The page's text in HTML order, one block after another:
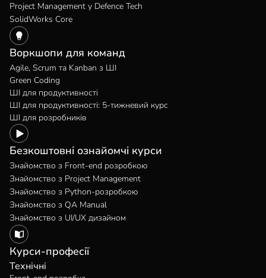
Project Management у Defence Tech
SolidWorks Core
Воркшопи для команд
Agile, Scrum та Kanban з ШІ
Green Coding
ШІ для продуктивності
ШІ для продуктивності: 5-тижневий курс
ШІ для розробників
Безкоштовні ознайомчі курси
Знайомство з Front-end розробкою
Знайомство з Project Management
Знайомство з Python-розробкою
Знайомство з QA Manual
Знайомство з UI/UX дизайном
Курси-професії
Технічні